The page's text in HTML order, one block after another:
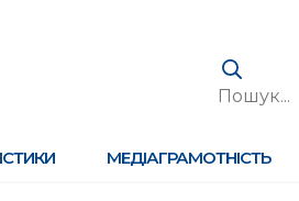
МЕДІАГРАМОТНІСТЬ